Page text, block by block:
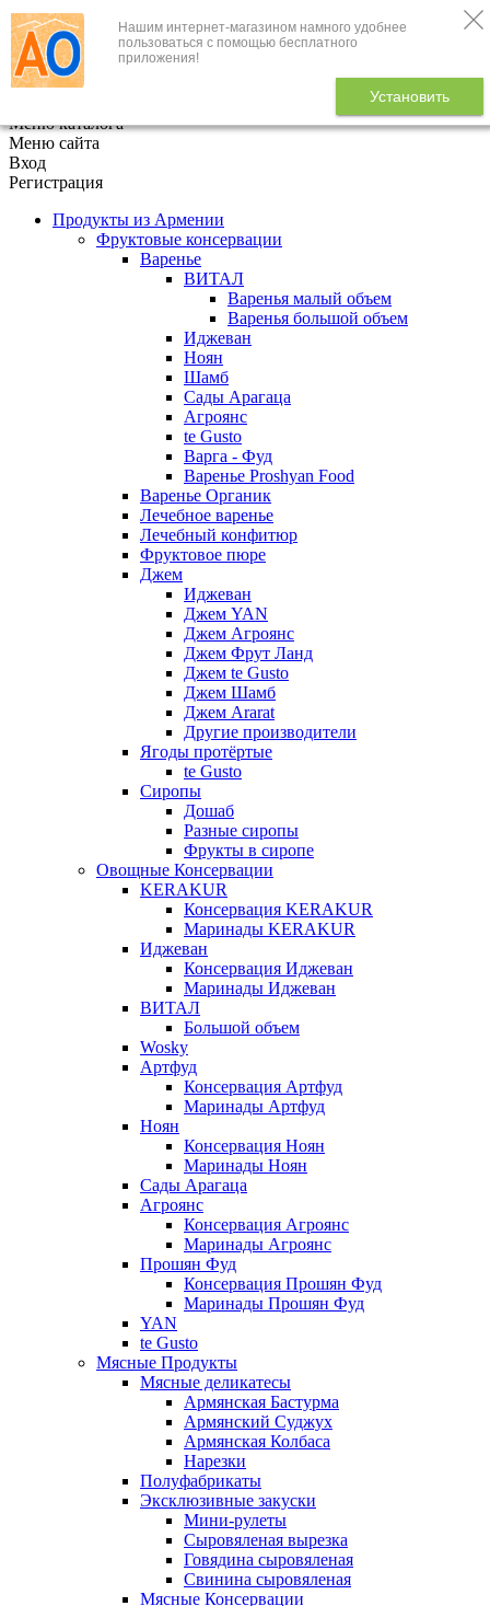
Нашим интернет-магазином намного удобнее
пользоваться с помощью бесплатного
приложения!
Установить
+7 (495) 646-888-1
В корзине
Меню каталога
Меню сайта
Вход
Регистрация
Продукты из Армении
Фруктовые консервации
Варенье
ВИТАЛ
Варенья малый объем
Варенья большой объем
Иджеван
Ноян
Шамб
Сады Арагаца
Агроянс
te Gusto
Варга - Фуд
Варенье Proshyan Food
Варенье Органик
Лечебное варенье
Лечебный конфитюр
Фруктовое пюре
Джем
Иджеван
Джем YAN
Джем Агроянс
Джем Фрут Ланд
Джем te Gusto
Джем Шамб
Джем Ararat
Другие производители
Ягоды протёртые
te Gusto
Сиропы
Дошаб
Разные сиропы
Фрукты в сиропе
Овощные Консервации
KERAKUR
Консервация KERAKUR
Маринады KERAKUR
Иджеван
Консервация Иджеван
Маринады Иджеван
ВИТАЛ
Большой объем
Wosky
Артфуд
Консервация Артфуд
Маринады Артфуд
Ноян
Консервация Ноян
Маринады Ноян
Сады Арагаца
Агроянс
Консервация Агроянс
Маринады Агроянс
Прошян Фуд
Консервация Прошян Фуд
Маринады Прошян Фуд
YAN
te Gusto
Мясные Продукты
Мясные деликатесы
Армянская Бастурма
Армянский Суджух
Армянская Колбаса
Нарезки
Полуфабрикаты
Эксклюзивные закуски
Мини-рулеты
Сыровяленая вырезка
Говядина сыровяленая
Свинина сыровяленая
Мясные Консервации